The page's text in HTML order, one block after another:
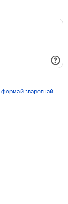
формай зваротнай